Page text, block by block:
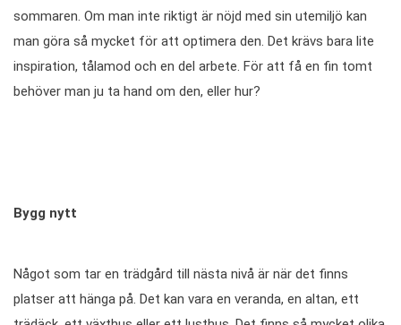
sommaren. Om man inte riktigt är nöjd med sin utemiljö kan
man göra så mycket för att optimera den. Det krävs bara lite
inspiration, tålamod och en del arbete. För att få en fin tomt
behöver man ju ta hand om den, eller hur?
Bygg nytt
Något som tar en trädgård till nästa nivå är när det finns
platser att hänga på. Det kan vara en veranda, en altan, ett